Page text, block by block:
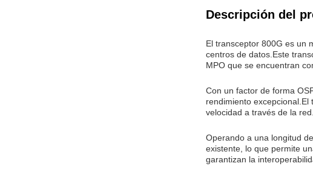
Descripción del
El transceptor 800G es un
centros de datos.Este
MPO que se encuentran
Con un factor de forma
rendimiento
velocidad a través de la red.
Operando a una longitud
existente, lo que permite
garantizan la